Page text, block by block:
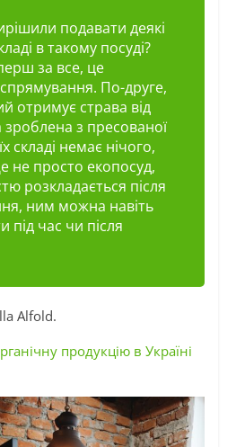
подавати деякі
в такому посуді?
за все, це
По-друге,
отримує страва від
зроблена з пресованої
складі немає нічого,
не просто екопосуд,
розкладається після
ним можна навіть
під час чи після
Alfold.
продукцію в Україні